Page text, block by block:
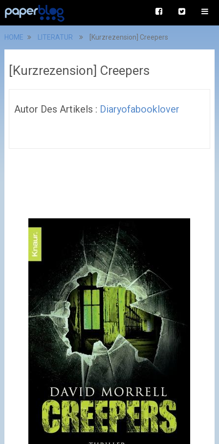
HOME LITERATUR [Kurzrezension] Creepers
[Kurzrezension] Creepers
Autor Des Artikels : Diaryofabooklover